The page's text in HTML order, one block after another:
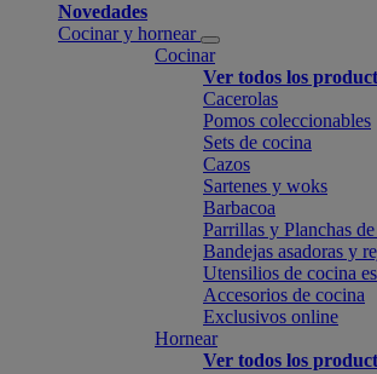
Novedades
Cocinar y hornear
Cocinar
Ver todos los
Cacerolas
Pomos coleccionables
Sets de cocina
Cazos
Sartenes y woks
Barbacoa
Parrillas y Planchas
Bandejas asadoras y
Utensilios de cocina
Accesorios de cocina
Exclusivos online
Hornear
Ver todos los